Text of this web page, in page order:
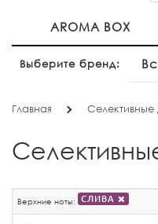
AROMA BOX
Выберите бренд:
Главная Селективные
Верхние ноты: СЛИВА